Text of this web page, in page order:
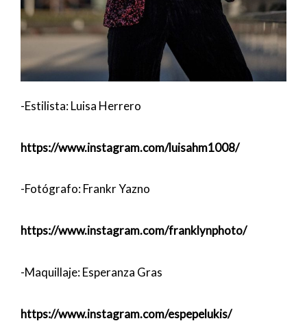
-Estilista: Luisa Herrero
https://www.instagram.com/luisahm1008/
-Fotógrafo: Frankr Yazno
https://www.instagram.com/franklynphoto/
-Maquillaje: Esperanza Gras
https://www.instagram.com/espepelukis/